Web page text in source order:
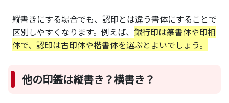
縦書きにする場合でも、認印とは違う書体にすることで
区別しやすくなります。例えば、 銀行印は篆書体や印相
体で、認印は古印体や楷書体を選ぶとよいでしょう。
他の印鑑は縦書き？横書き？